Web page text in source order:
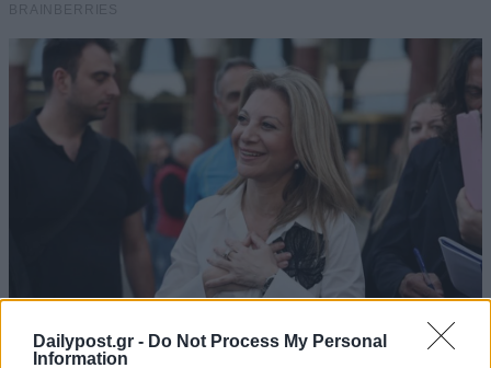
Dailypost.gr - Do Not Process My Personal
Information